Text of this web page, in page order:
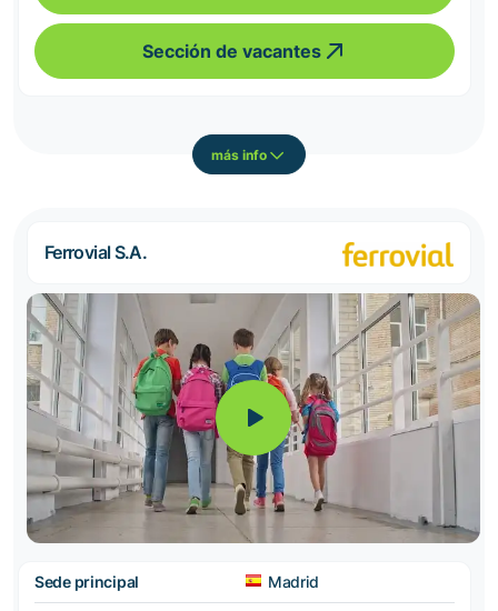
Sección de vacantes
más info
Ferrovial S.A.
Sede principal Madrid